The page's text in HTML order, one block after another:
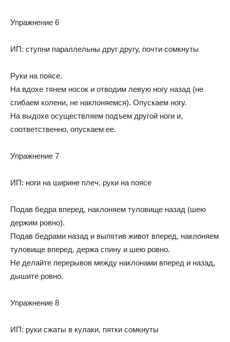
Упражнение 6
ИП: ступни параллельны друг другу, почти сомкнуты
Руки на поясе.
На вдохе тянем носок и отводим левую ногу назад (не
сгибаем колени, не наклоняемся). Опускаем ногу.
На выдохе осуществляем подъем другой ноги и,
соответственно, опускаем ее.
Упражнение 7
ИП: ноги на ширине плеч, руки на поясе
Подав бедра вперед, наклоняем туловище назад (шею
держим ровно).
Подав бедрами назад и выпятив живот вперед, наклоняем
туловище вперед, держа спину и шею ровно.
Не делайте перерывов между наклонами вперед и назад,
дышите ровно.
Упражнение 8
ИП: руки сжаты в кулаки, пятки сомкнуты